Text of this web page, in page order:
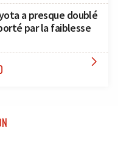
a presque doublé
par la faiblesse
